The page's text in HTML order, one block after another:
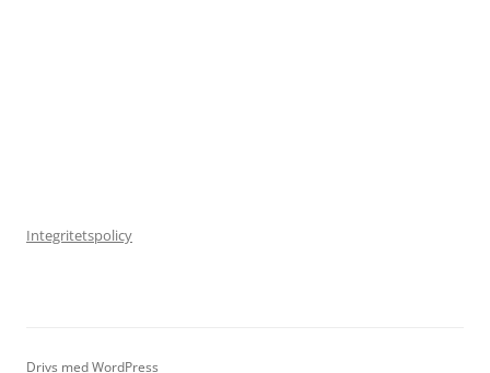
Integritetspolicy
Drivs med WordPress